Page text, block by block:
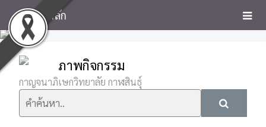
หน้าหลัก
ภาพกิจกรรม
กาญจนาภิเษกวิทยาลัย กาฬสินธุ์